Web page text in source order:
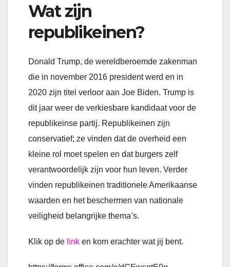
Wat zijn
republikeinen?
Donald Trump, de wereldberoemde zakenman
die in november 2016 president werd en in
2020 zijn titel verloor aan Joe Biden. Trump is
dit jaar weer de verkiesbare kandidaat voor de
republikeinse partij. Republikeinen zijn
conservatief; ze vinden dat de overheid een
kleine rol moet spelen en dat burgers zelf
verantwoordelijk zijn voor hun leven. Verder
vinden republikeinen traditionele Amerikaanse
waarden en het beschermen van nationale
veiligheid belangrijke thema’s.
Klik op de link en kom erachter wat jij bent.